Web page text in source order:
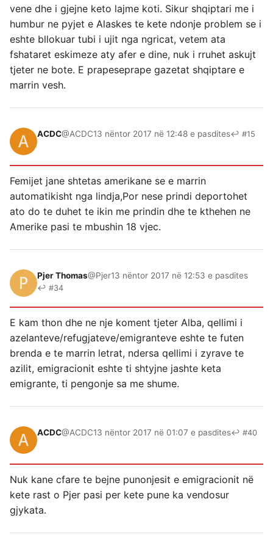
vene dhe i gjejne keto lajme koti. Sikur shqiptari me i
humbur ne pyjet e Alaskes te kete ndonje problem se i
eshte bllokuar tubi i ujit nga ngricat, vetem ata
fshataret eskimeze aty afer e dine, nuk i rruhet askujt
tjeter ne bote. E prapeseprape gazetat shqiptare e
marrin vesh.
ACDC@ACDC13 nëntor 2017 në 12:48 e pasdites↩ #15
Femijet jane shtetas amerikane se e marrin
automatikisht nga lindja,Por nese prindi deportohet
ato do te duhet te ikin me prindin dhe te kthehen ne
Amerike pasi te mbushin 18 vjec.
Pjer Thomas@Pjer13 nëntor 2017 në 12:53 e pasdites
↩ #34
E kam thon dhe ne nje koment tjeter Alba, qellimi i
azelanteve/refugjateve/emigranteve eshte te futen
brenda e te marrin letrat, ndersa qellimi i zyrave te
azilit, emigracionit eshte ti shtyjne jashte keta
emigrante, ti pengonje sa me shume.
ACDC@ACDC13 nëntor 2017 në 01:07 e pasdites↩ #40
Nuk kane cfare te bejne punonjesit e emigracionit në
kete rast o Pjer pasi per kete pune ka vendosur
gjykata.